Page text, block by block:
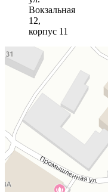
Вокзальная
12,
корпус 11